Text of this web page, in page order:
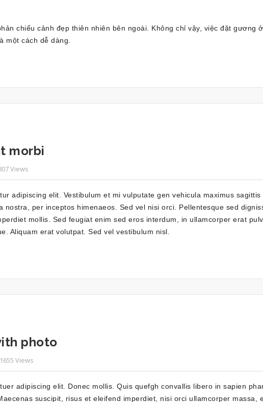
chiếu cảnh đẹp thiên nhiên bên ngoài. Không chỉ vậy, việc đặt gương
một cách dễ dàng.
morbi
Views
adipiscing elit. Vestibulum et mi vulputate gen vehicula maximus
per inceptos himenaeos. Sed vel nisi orci. Pellentesque sed
mollis. Sed feugiat enim sed eros interdum, in ullamcorper erat
Aliquam erat volutpat. Sed vel vestibulum nisl.
photo
1655 Views
adipiscing elit. Donec mollis. Quis quefgh convallis libero in sapien
suscipit, risus et eleifend imperdiet, nisi orci ullamcorper massa,